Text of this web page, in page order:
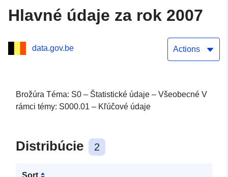
Hlavné údaje za rok 2007
data.gov.be Actions
Brožúra Téma: S0 – Štatistické údaje – Všeobecné V
rámci témy: S000.01 – Kľúčové údaje
Distribúcie 2